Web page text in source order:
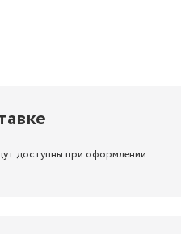
доступны при оформлении